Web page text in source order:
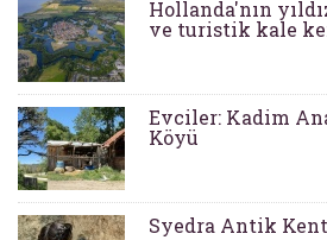
Hollanda'nın
ve turistik kale
Evciler: Kadim
Köyü
Syedra Antik